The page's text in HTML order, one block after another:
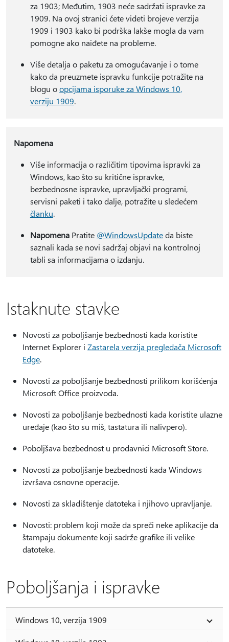
za 1903; Međutim, 1903 neće sadržati ispravke za
1909. Na ovoj stranici ćete videti brojeve verzija
1909 i 1903 kako bi podrška lakše mogla da vam
pomogne ako naiđete na probleme.
Više detalja o paketu za omogućavanje i o tome
kako da preuzmete ispravku funkcije potražite na
blogu oopcijama isporuke za Windows 10,
verziju 1909.
Napomena
Više informacija o različitim tipovima ispravki za
Windows, kao što su kritične ispravke,
bezbednosne ispravke, upravljački programi,
servisni paketi i tako dalje, potražite u sledećem
članku.
NapomenaPratite @WindowsUpdateda biste
saznali kada se novi sadržaj objavi na kontrolnoj
tabli sa informacijama o izdanju.
Istaknute stavke
Novosti za poboljšanje bezbednosti kada koristite
Internet Explorer i Zastarela verzija pregledača Microsoft
Edge.
Novosti za poboljšanje bezbednosti prilikom korišćenja
Microsoft Office proizvoda.
Novosti za poboljšanje bezbednosti kada koristite ulazne
uređaje (kao što su miš, tastatura ili nalivpero).
Poboljšava bezbednost u prodavnici Microsoft Store.
Novosti za poboljšanje bezbednosti kada Windows
izvršava osnovne operacije.
Novosti za skladištenje datoteka i njihovo upravljanje.
Novosti: problem koji može da spreči neke aplikacije da
štampaju dokumente koji sadrže grafike ili velike
datoteke.
Poboljšanja i ispravke
Windows 10, verzija 1909